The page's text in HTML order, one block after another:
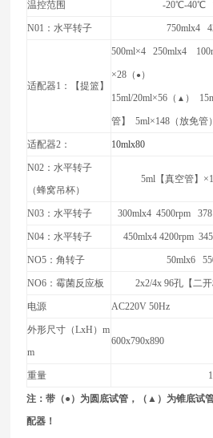
温控范围 -20℃-40℃
N01 ：水平转子 750mlx4
适配器1：【提篮】
500ml×4 250mlx4
×28（ ● ）
15ml/20ml×56（ ▲ ）
管】 5ml×148（放免管
适配器2： 10mlx80
N02 ：水平转子
（蜂窝吊杯）
5ml 【真空管】
N03 ：水平转子 300mlx4 4500rpm
N04 ：水平转子 450mlx4 4200rpm
NO5 ：角转子 50mlx6
NO6 ：霉菌反应板 2x2/4x 96孔【二
电源 AC220V 50Hz
外形尺寸（LxH）m
m
600x790x890
重量
注：带 （●）为圆底试管，（▲）为锥底试
配器！